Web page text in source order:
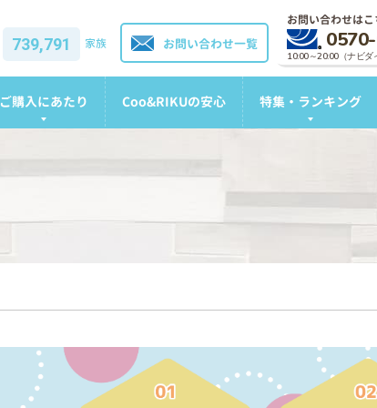
お問い合わせはこ
10:00～20:00（ナビダ
お問い合わせ一覧
739,791 家族
ご購入にあたり Coo&RIKUの安心 特集・ランキング